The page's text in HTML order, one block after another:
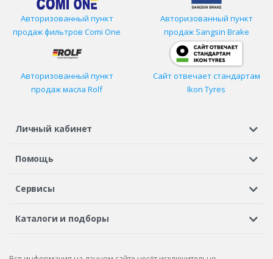
Авторизованный пункт
продаж фильтров Comi One
Авторизованный пункт
продаж Sangsin Brake
Авторизованный пункт
продаж масла Rolf
Сайт отвечает стандартам
Ikon Tyres
Личный кабинет
Регистрация или вход
Помощь
Шины в кредит
Сервисы
Автосервисы
Бонусная программа
Каталоги и подборы